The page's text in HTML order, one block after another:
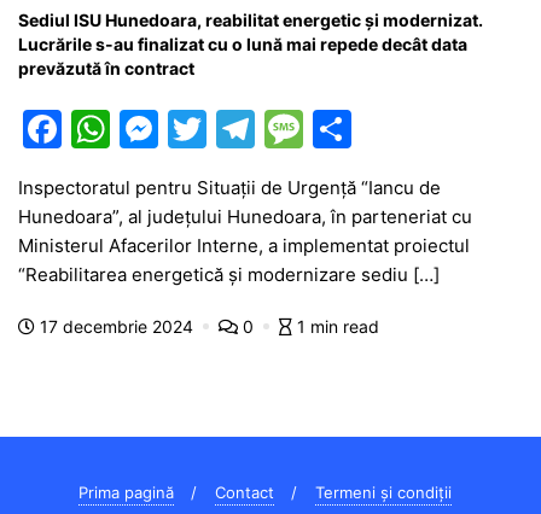
Sediul ISU Hunedoara, reabilitat energetic și modernizat.
Lucrările s-au finalizat cu o lună mai repede decât data
prevăzută în contract
F
c
e
b
o
W
at
s
A
p
M
s
s
e
n
T
itt
er
T
e
gr
a
m
M
s
s
a
g
ta
je
a
z
Inspectoratul pentru Situații de Urgență “Iancu de
Hunedoara”, al județului Hunedoara, în parteneriat cu
Ministerul Afacerilor Interne, a implementat proiectul
“Reabilitarea energetică și modernizare sediu […]
17 decembrie 2024 0 1 min read
Prima pagină Contact Termeni și condiții